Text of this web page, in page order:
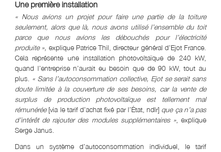
Une première installation
« Nous avions un projet pour faire une partie de la toiture
seulement, alors que là, nous avons utilisé l’ensemble du toit
parce que nous avions les débouchés pour l’électricité
produite », explique Patrice Thil, directeur général d’Ejot France.
Cela représente une installation photovoltaïque de 240 kW,
quand l’entreprise n’aurait eu besoin que de 90 kW, tout au
plus. « Sans l’autoconsommation collective, Ejot se serait sans
doute limitée à la couverture de ses besoins, car la vente de
surplus de production photovoltaïque est tellement mal
rémunérée [via le tarif d’achat fixé par l’État, ndlr] que ça n’a pas
d’intérêt de rajouter des modules supplémentaires », explique
Serge Janus.
Dans un système d’autoconsommation individuel, le tarif